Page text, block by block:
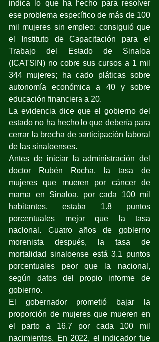
indica lo que ha hecho para resolver
ese problema específico de más de 100
mil mujeres sin empleo: consiguió que
el Instituto de Capacitación para el
Trabajo del Estado de Sinaloa
(ICATSIN) no cobre sus cursos a 1 mil
344 mujeres; ha dado pláticas sobre
autonomía económica a 40 y sobre
educación financiera a 20.
La evidencia dice que el gobierno del
estado no ha hecho lo que debería para
cerrar la brecha de participación laboral
de las sinaloenses.
Antes de iniciar la administración del
doctor Rubén Rocha, la tasa de
mujeres que mueren por cáncer de
mama en Sinaloa, por cada 100 mil
habitantes, estaba 1.8 puntos
porcentuales mejor que la tasa
nacional. Cuatro años de gobierno
morenista después, la tasa de
mortalidad sinaloense está 3.1 puntos
porcentuales peor que la nacional,
según datos del propio informe de
gobierno.
El gobernador prometió bajar la
proporción de mujeres que mueren en
el parto a 16.7 por cada 100 mil
nacimientos. En 2022, el indicador fue